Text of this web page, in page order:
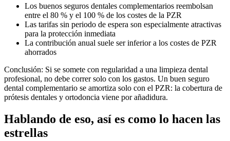
Los buenos seguros dentales complementarios reembolsan
entre el 80 % y el 100 % de los costes de la PZR
Las tarifas sin periodo de espera son especialmente atractivas
para la protección inmediata
La contribución anual suele ser inferior a los costes de PZR
ahorrados
Conclusión: Si se somete con regularidad a una limpieza dental
profesional, no debe correr solo con los gastos. Un buen seguro
dental complementario se amortiza solo con el PZR: la cobertura de
prótesis dentales y ortodoncia viene por añadidura.
Hablando de eso, así es como lo hacen las
estrellas